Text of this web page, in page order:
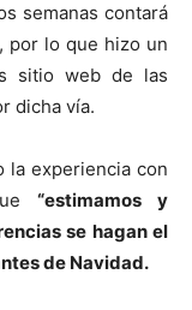
semanas contará
por lo que hizo un
sitio web de las
dicha vía.
la experiencia con
“estimamos y
se hagan el
de Navidad.